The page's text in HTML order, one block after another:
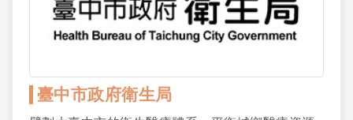
臺中市政府衛生局